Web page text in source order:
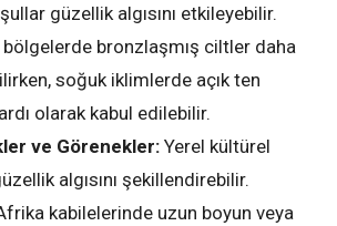
güzellik algısını etkileyebilir.
bölgelerde bronzlaşmış ciltler daha
soğuk iklimlerde açık ten
olarak kabul edilebilir.
ve Görenekler:Yerel kültürel
algısını şekillendirebilir.
kabilelerinde uzun boyun veya